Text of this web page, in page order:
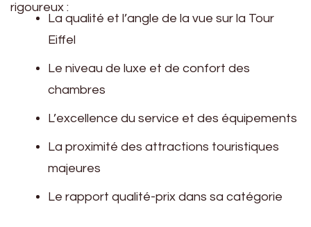
rigoureux :
La qualité et l’angle de la vue sur la Tour
Eiffel
Le niveau de luxe et de confort des
chambres
L’excellence du service et des équipements
La proximité des attractions touristiques
majeures
Le rapport qualité-prix dans sa catégorie